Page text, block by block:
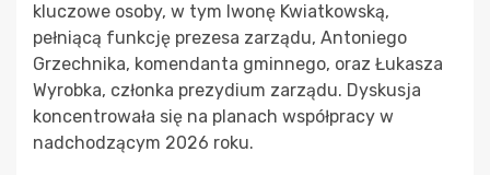
kluczowe osoby, w tym Iwonę Kwiatkowską,
pełniącą funkcję prezesa zarządu, Antoniego
Grzechnika, komendanta gminnego, oraz Łukasza
Wyrobka, członka prezydium zarządu. Dyskusja
koncentrowała się na planach współpracy w
nadchodzącym 2026 roku.